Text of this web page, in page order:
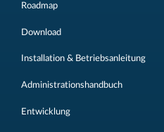
Roadmap
Download
Installation & Betriebsanleitung
Administrationshandbuch
Entwicklung